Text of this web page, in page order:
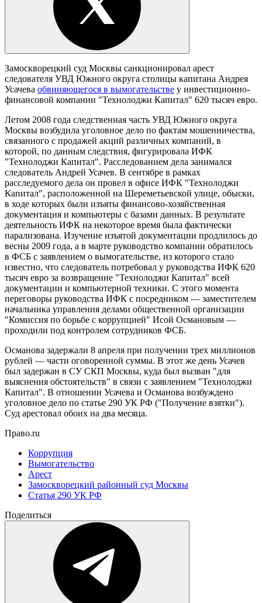
Замоскворецкий суд Москвы санкционировал арест
следователя УВД Южного округа столицы капитана Андрея
Усачева обвиняющегося в вымогательстве у инвестиционно-
финансовой компании "Технолоджи Капитал" 620 тысяч евро.
Летом 2008 года следственная часть УВД Южного округа
Москвы возбудила уголовное дело по фактам мошенничества,
связанного с продажей акций различных компаний, в
которой, по данным следствия, фигурировала ИФК
"Технолоджи Капитал". Расследованием дела занимался
следователь Андрей Усачев. В сентябре в рамках
расследуемого дела он провел в офисе ИФК "Технолоджи
Капитал", расположенной на Шереметьевской улице, обыски,
в ходе которых были изъяты финансово-хозяйственная
документация и компьютеры с базами данных. В результате
деятельность ИФК на некоторое время была фактически
парализована. Изучение изъятой документации продлилось до
весны 2009 года, а в марте руководство компании обратилось
в ФСБ с заявлением о вымогательстве, из которого стало
известно, что следователь потребовал у руководства ИФК 620
тысяч евро за возвращение "Технолоджи Капитал" всей
документации и компьютерной техники. С этого момента
переговоры руководства ИФК с посредником — заместителем
начальника управления делами общественной организации
"Комиссия по борьбе с коррупцией" Исой Османовым —
проходили под контролем сотрудников ФСБ.
Османова задержали 8 апреля при получении трех миллионов
рублей — части оговоренной суммы. В этот же день Усачев
был задержан в СУ СКП Москвы, куда был вызван "для
выяснения обстоятельств" в связи с заявлением "Технолоджи
Капитал". В отношении Усачева и Османова возбуждено
уголовное дело по статье 290 УК РФ ("Получение взятки").
Суд арестовал обоих на два месяца.
Право.ru
Коррупция
Вымогательство
Арест
Замоскворецкий районный суд Москвы
Статья 290 УК РФ
Поделиться